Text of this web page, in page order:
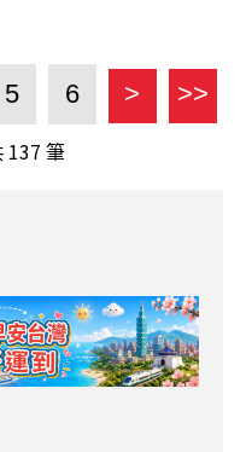
5 6 > >>
137 筆